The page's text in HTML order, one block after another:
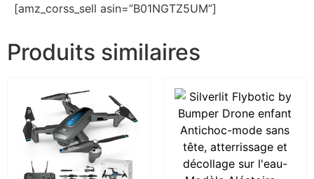
[amz_corss_sell asin=”B01NGTZ5UM”]
Produits similaires